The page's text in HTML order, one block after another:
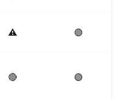
⚠️ 🟢
🔴 🟢